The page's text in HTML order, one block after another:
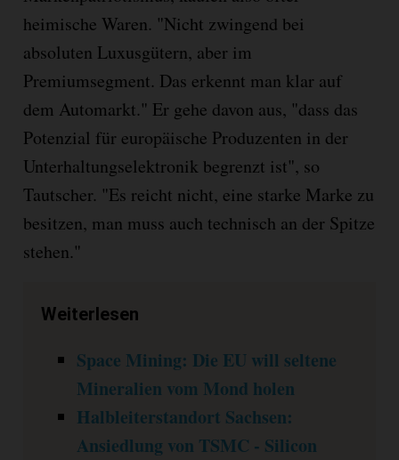
heimische Waren. "Nicht zwingend bei
absoluten Luxusgütern, aber im
Premiumsegment. Das erkennt man klar auf
dem Automarkt." Er gehe davon aus, "dass das
Potenzial für europäische Produzenten in der
Unterhaltungselektronik begrenzt ist", so
Tautscher. "Es reicht nicht, eine starke Marke zu
besitzen, man muss auch technisch an der Spitze
stehen."
Weiterlesen
Space Mining: Die EU will seltene
Mineralien vom Mond holen
Halbleiterstandort Sachsen:
Ansiedlung von TSMC - Silicon